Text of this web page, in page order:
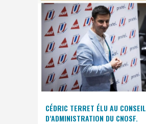
CÉDRIC TERRET ÉLU AU CONSEIL
D’ADMINISTRATION DU CNOSF.